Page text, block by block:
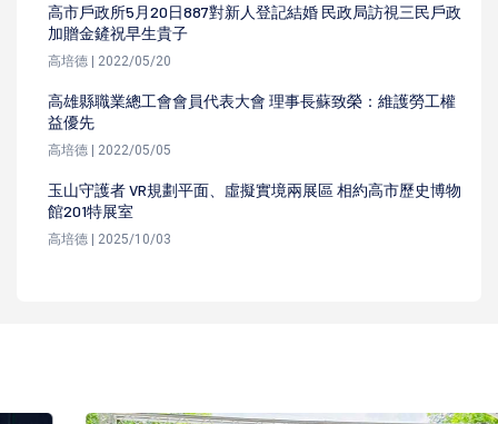
高市戶政所5月20日887對新人登記結婚 民政局訪視三民戶政
加贈金鏟祝早生貴子
高培德 | 2022/05/20
高雄縣職業總工會會員代表大會 理事長蘇致榮：維護勞工權
益優先
高培德 | 2022/05/05
玉山守護者 VR規劃平面、虛擬實境兩展區 相約高市歷史博物
館201特展室
高培德 | 2025/10/03